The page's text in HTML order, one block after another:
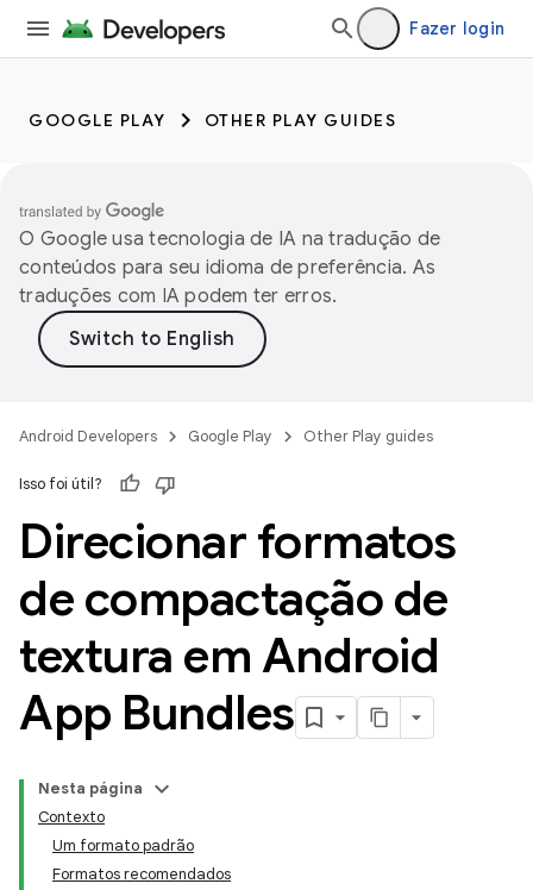
Fazer login
GOOGLE PLAY OTHER PLAY GUIDES
O Google usa tecnologia de IA na tradução de
conteúdos para seu idioma de preferência. As
traduções com IA podem ter erros.
Android Developers Google Play Other Play guides
Isso foi útil?
Direcionar formatos
de compactação de
textura em Android
App Bundles
Nesta página
Contexto
Um formato padrão
Formatos recomendados